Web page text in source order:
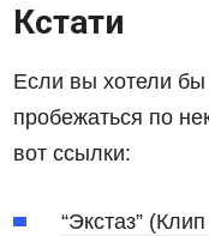
Кстати
Если вы хотели бы
пробежаться по
вот ссылки:
“Экстаз”